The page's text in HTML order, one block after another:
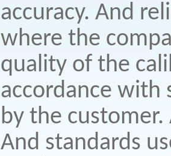
accuracy. And
where the
quality of the
accordance with
by the
And standards